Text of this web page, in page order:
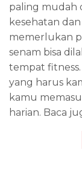
paling mudah
kesehatan
memerlukan
senam bisa
tempat
yang harus
kamu
harian. Baca